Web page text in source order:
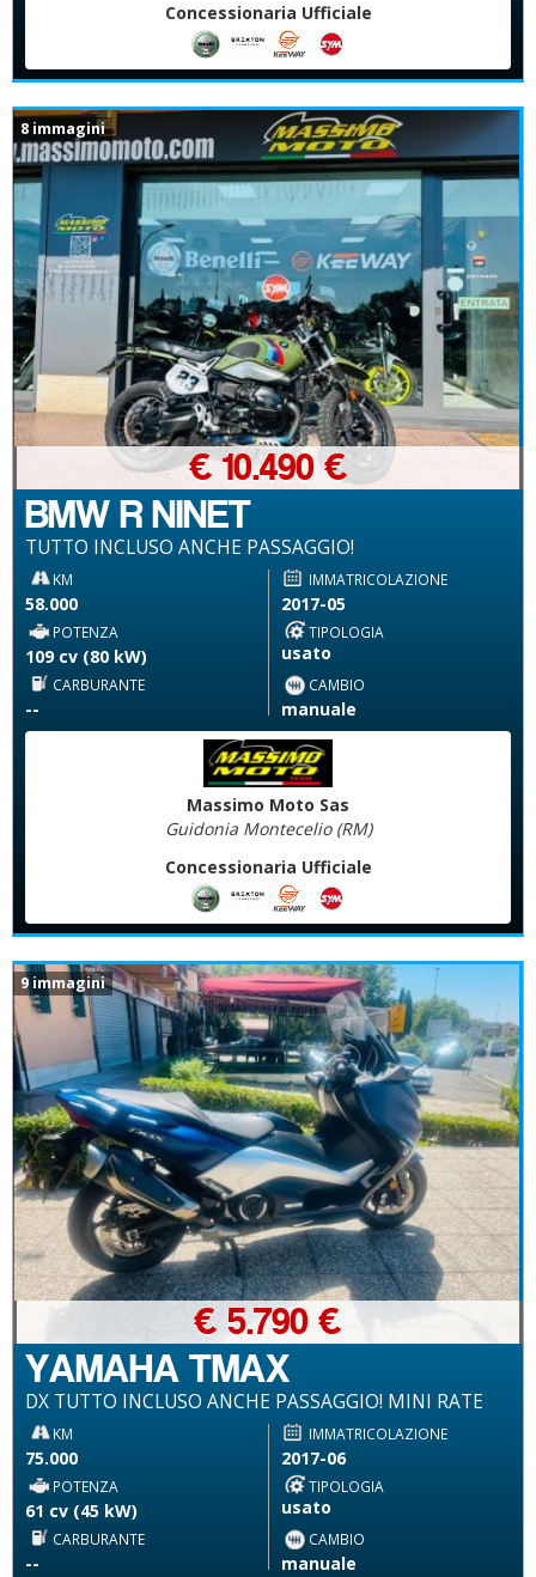
Concessionaria Ufficiale
8 immagini
BMW R NINET
TUTTO INCLUSO ANCHE PASSAGGIO!
€ 10.490 €
KM
58.000
IMMATRICOLAZIONE
2017-05
POTENZA
109 cv (80 kW)
TIPOLOGIA
usato
CARBURANTE
--
CAMBIO
manuale
Massimo Moto Sas
Guidonia Montecelio (RM)
Concessionaria Ufficiale
9 immagini
YAMAHA TMAX
DX TUTTO INCLUSO ANCHE PASSAGGIO! MINI RATE
€ 5.790 €
KM
75.000
IMMATRICOLAZIONE
2017-06
POTENZA
61 cv (45 kW)
TIPOLOGIA
usato
CARBURANTE
--
CAMBIO
manuale